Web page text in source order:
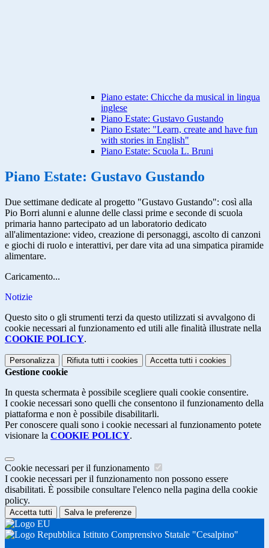
Piano estate: Chicche da musical in lingua
inglese
Piano Estate: Gustavo Gustando
Piano Estate: "Learn, create and have fun
with stories in English"
Piano Estate: Scuola L. Bruni
Piano Estate: Gustavo Gustando
Due settimane dedicate al progetto "Gustavo Gustando": così alla
Pio Borri alunni e alunne delle classi prime e seconde di scuola
primaria hanno partecipato ad un laboratorio dedicato
all'alimentazione: video, creazione di personaggi, ascolto di canzoni
e giochi di ruolo e interattivi, per dare vita ad una simpatica piramide
alimentare.
Caricamento...
Notizie
Questo sito o gli strumenti terzi da questo utilizzati si avvalgono di
cookie necessari al funzionamento ed utili alle finalità illustrate nella
COOKIE POLICY.
Personalizza Rifiuta tutti i cookies Accetta tutti i cookies
Gestione cookie
In questa schermata è possibile scegliere quali cookie consentire.
I cookie necessari sono quelli che consentono il funzionamento della
piattaforma e non è possibile disabilitarli.
Per conoscere quali sono i cookie necessari al funzionamento potete
visionare la COOKIE POLICY.
Cookie necessari per il funzionamento
I cookie necessari per il funzionamento non possono essere
disabilitati. È possibile consultare l'elenco nella pagina della cookie
policy.
Accetta tutti Salva le preferenze
Istituto Comprensivo Statale "Cesalpino"